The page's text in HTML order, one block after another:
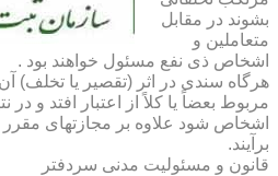
بشوند در مقابل
متعاملین و
اشخاص ذی نفع مسئول خواهند بود .
هرگاه سندی در اثر (تقصیر یا تخلف)
مربوط بعضاً یا کلاً از اعتبار افتد و
اشخاص شود علاوه بر مجازتهای مقرر
برآیند.
قانون و مسئولیت مدنی سردفتر